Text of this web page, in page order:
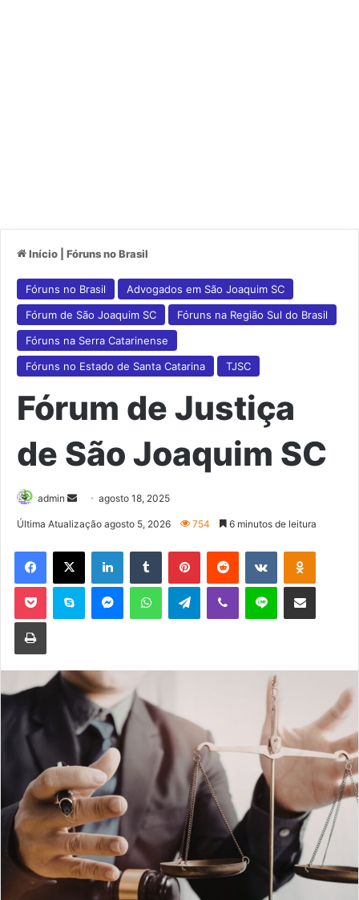
Início Fóruns no Brasil
Fóruns no Brasil
Advogados em São Joaquim SC
Fórum de São Joaquim SC
Fóruns na Região Sul do Brasil
Fóruns na Serra Catarinense
Fóruns no Estado de Santa Catarina
TJSC
Fórum de Justiça
de São Joaquim SC
admin
Mande
mail
agosto 18, 2025
Última Atualização agosto 5, 2026 754 6 minutos de leitura
Facebook
X LinkedinTumblr PinterestReddit VK OK
Pocket Skype MessengerWhatsAppTelegramViber Line Compartilhar via e-mail
Imprimir